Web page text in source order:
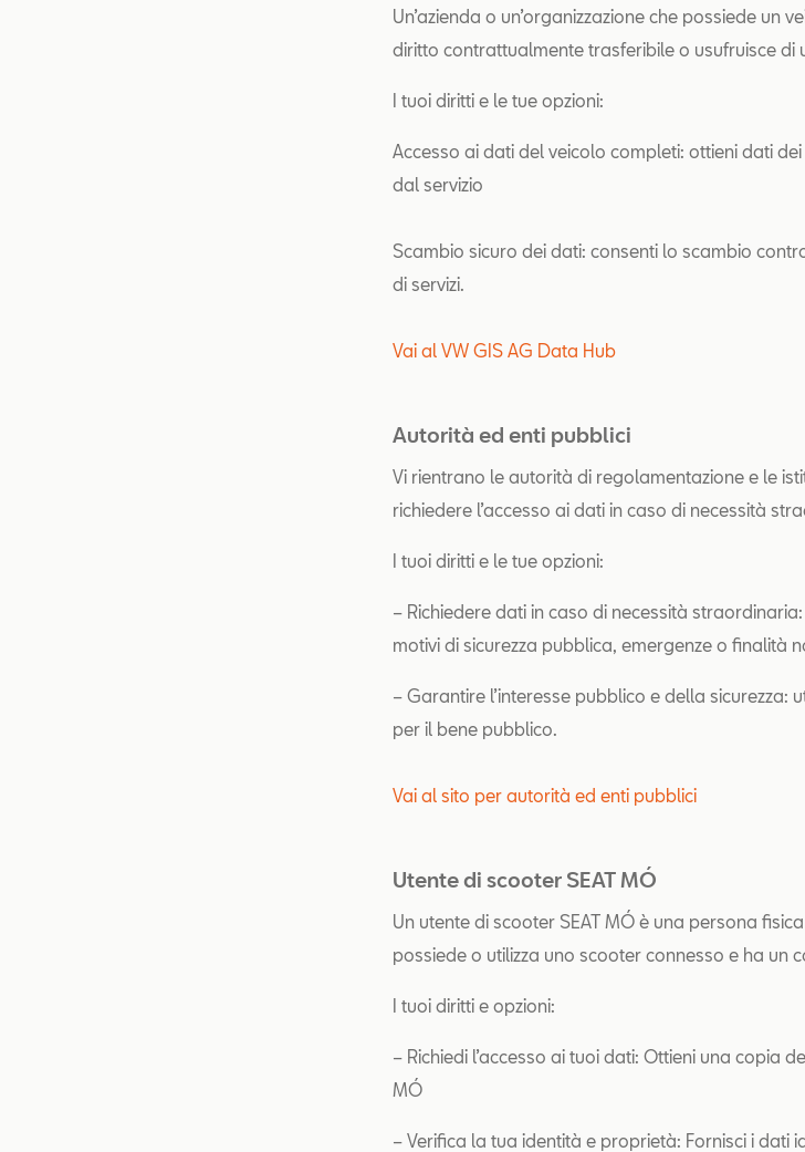
Un’azienda o un’organizzazione che possiede un
diritto contrattualmente trasferibile o usufruisce di
I tuoi diritti e le tue opzioni:
Accesso ai dati del veicolo completi: ottieni dati
dal servizio
Scambio sicuro dei dati: consenti lo scambio
di servizi.
Vai al VW GIS AG Data Hub
Autorità ed enti pubblici
Vi rientrano le autorità di regolamentazione e le
richiedere l’accesso ai dati in caso di necessità
I tuoi diritti e le tue opzioni:
– Richiedere dati in caso di necessità
motivi di sicurezza pubblica, emergenze o finalità
– Garantire l’interesse pubblico e della sicurezza:
per il bene pubblico.
Vai al sito per autorità ed enti pubblici
Utente di scooter SEAT MÓ
Un utente di scooter SEAT MÓ è una persona
possiede o utilizza uno scooter connesso e ha un
I tuoi diritti e opzioni:
– Richiedi l’accesso ai tuoi dati: Ottieni una copia
MÓ
– Verifica la tua identità e proprietà: Fornisci i dati